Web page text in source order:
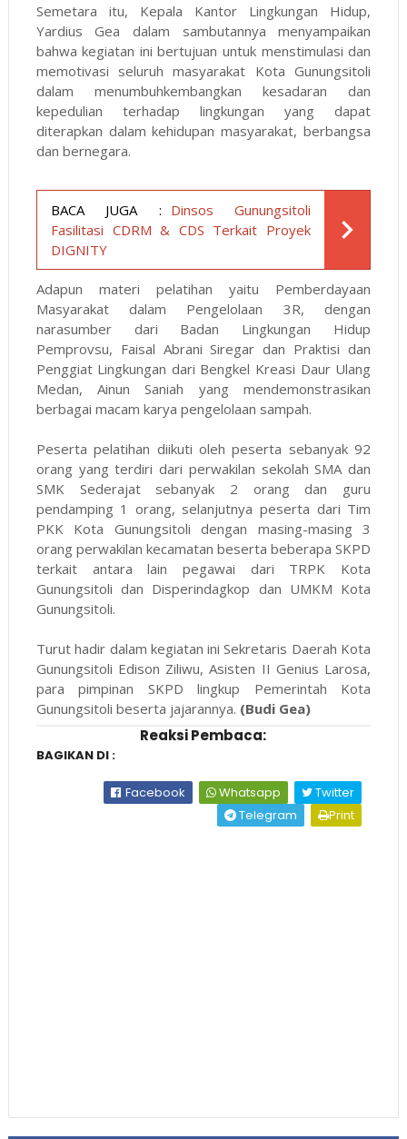
Semetara itu, Kepala Kantor Lingkungan Hidup,
Yardius Gea dalam sambutannya menyampaikan
bahwa kegiatan ini bertujuan untuk menstimulasi dan
memotivasi seluruh masyarakat Kota Gunungsitoli
dalam menumbuhkembangkan kesadaran dan
kepedulian terhadap lingkungan yang dapat
diterapkan dalam kehidupan masyarakat, berbangsa
dan bernegara.
BACA JUGA : Dinsos Gunungsitoli
Fasilitasi CDRM & CDS Terkait Proyek
DIGNITY
Adapun materi pelatihan yaitu Pemberdayaan
Masyarakat dalam Pengelolaan 3R, dengan
narasumber dari Badan Lingkungan Hidup
Pemprovsu, Faisal Abrani Siregar dan Praktisi dan
Penggiat Lingkungan dari Bengkel Kreasi Daur Ulang
Medan, Ainun Saniah yang mendemonstrasikan
berbagai macam karya pengelolaan sampah.
Peserta pelatihan diikuti oleh peserta sebanyak 92
orang yang terdiri dari perwakilan sekolah SMA dan
SMK Sederajat sebanyak 2 orang dan guru
pendamping 1 orang, selanjutnya peserta dari Tim
PKK Kota Gunungsitoli dengan masing-masing 3
orang perwakilan kecamatan beserta beberapa SKPD
terkait antara lain pegawai dari TRPK Kota
Gunungsitoli dan Disperindagkop dan UMKM Kota
Gunungsitoli.
Turut hadir dalam kegiatan ini Sekretaris Daerah Kota
Gunungsitoli Edison Ziliwu, Asisten II Genius Larosa,
para pimpinan SKPD lingkup Pemerintah Kota
Gunungsitoli beserta jajarannya. (Budi Gea)
Reaksi Pembaca:
BAGIKAN DI :
Facebook Whatsapp
Twitter
Telegram
Print